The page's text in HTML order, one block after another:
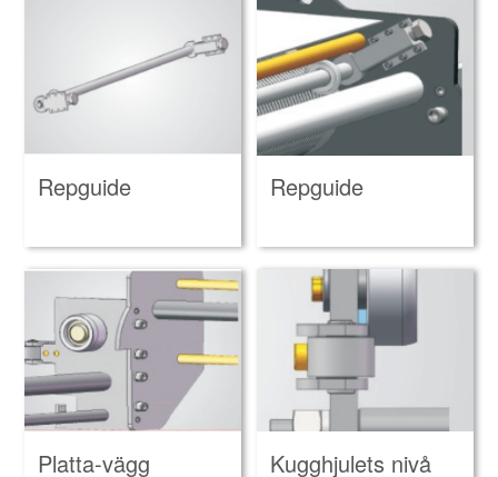
Repguide Repguide
Platta-vägg Kugghjulets nivå